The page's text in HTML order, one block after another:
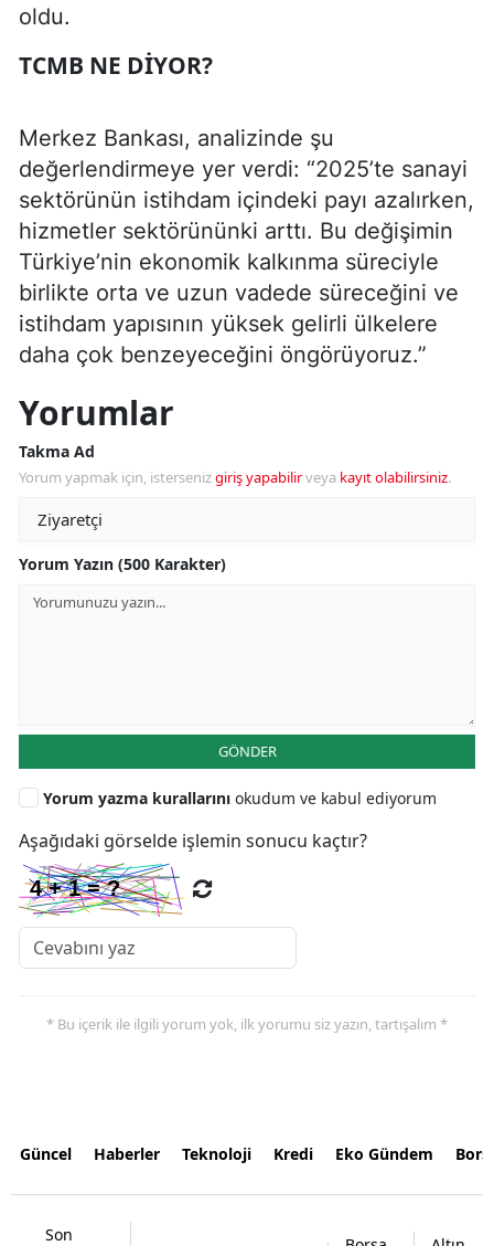
oldu.
TCMB NE DIYOR?
Merkez Bankası, analizinde şu
değerlendirmeye yer verdi: “2025’te sanayi
sektörünün istihdam içindeki payı azalırken,
hizmetler sektörününki arttı. Bu değişimin
Türkiye’nin ekonomik kalkınma süreciyle
birlikte orta ve uzun vadede süreceğini ve
istihdam yapısının yüksek gelirli ülkelere
daha çok benzeyeceğini öngörüyoruz.”
Yorumlar
Takma Ad
Yorum yapmak için, istersenizgiriş yapabilirveya kayıt olabilirsiniz.
Yorum Yazın (500 Karakter)
GÖNDER
Yorum yazma kurallarını okudum ve kabul ediyorum
Aşağıdaki görselde işlemin sonucu kaçtır?
* Bu içerik ile ilgili yorum yok, ilk yorumu siz yazın, tartışalım *
Güncel Haberler Teknoloji Kredi Eko Gündem
Son